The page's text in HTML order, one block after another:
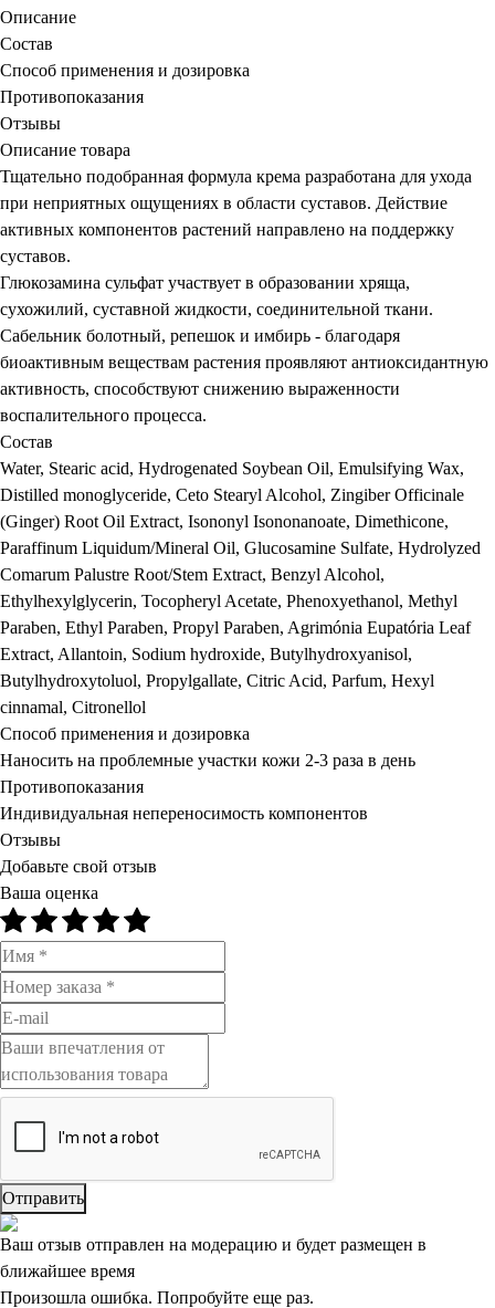
Описание
Состав
Способ применения и дозировка
Противопоказания
Отзывы
Описание товара
Тщательно подобранная формула крема разработана для ухода
при неприятных ощущениях в области суставов. Действие
активных компонентов растений направлено на поддержку
суставов.
Глюкозамина сульфат участвует в образовании хряща,
сухожилий, суставной жидкости, соединительной ткани.
Сабельник болотный, репешок и имбирь - благодаря
биоактивным веществам растения проявляют антиоксидантную
активность, способствуют снижению выраженности
воспалительного процесса.
Состав
Water, Stearic acid, Hydrogenated Soybean Oil, Emulsifying Wax,
Distilled monoglyceride, Ceto Stearyl Alcohol, Zingiber Officinale
(Ginger) Root Oil Extract, Isononyl Isononanoate, Dimethicone,
Paraffinum Liquidum/Mineral Oil, Glucosamine Sulfate, Hydrolyzed
Comarum Palustre Root/Stem Extract, Benzyl Alcohol,
Ethylhexylglycerin, Tocopheryl Acetate, Phenoxyethanol, Methyl
Paraben, Ethyl Paraben, Propyl Paraben, Agrimónia Eupatória Leaf
Extract, Allantoin, Sodium hydroxide, Butylhydroxyanisol,
Butylhydroxytoluol, Propylgallate, Citric Acid, Parfum, Hexyl
cinnamal, Citronellol
Способ применения и дозировка
Наносить на проблемные участки кожи 2-3 раза в день
Противопоказания
Индивидуальная непереносимость компонентов
Отзывы
Добавьте свой отзыв
Ваша оценка
Отправить
Ваш отзыв отправлен на модерацию и будет размещен в
ближайшее время
Произошла ошибка. Попробуйте еще раз.